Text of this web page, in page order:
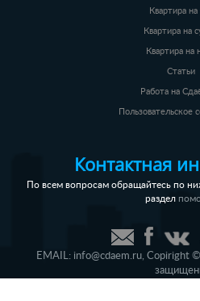
Квартира на
Квартира на
Квартира на
Статьи
Работа на
Пользовательское
Контактная
По всем вопросам обращайтесь по
раздел
EMAIL: info@cdaem.ru, Copiright ©